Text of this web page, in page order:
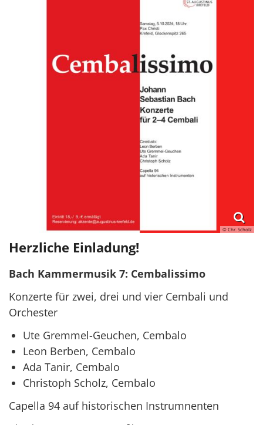
© Chr. Scholz
Herzliche Einladung!
Bach Kammermusik 7: Cembalissimo
Konzerte für zwei, drei und vier Cembali und
Orchester
Ute Gremmel-Geuchen, Cembalo
Leon Berben, Cembalo
Ada Tanir, Cembalo
Christoph Scholz, Cembalo
Capella 94 auf historischen Instrumnenten